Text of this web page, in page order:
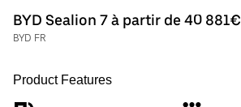
BYD Sealion 7 à partir de 40 881€
BYD FR
Product Features